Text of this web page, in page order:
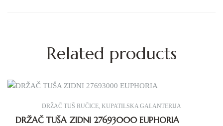
Related products
DRŽAČ TUŠ RUČICE KUPATILSKA GALANTERIJA
DRŽAČ TUŠA ZIDNI 27693000 EUPHORIA